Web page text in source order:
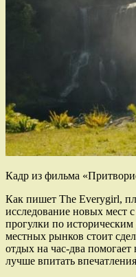
Кадр из фильма
Как пишет The Everygirl,
исследование новых мест
прогулки по
местных рынков стоит
отдых на час-два помогает
лучше впитать